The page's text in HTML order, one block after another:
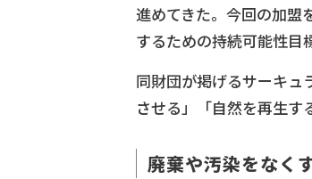
進めてきた。今回の加盟
するための持続可能性目
同財団が掲げるサーキ
させる」「自然を再生す
廃棄や汚染をなく